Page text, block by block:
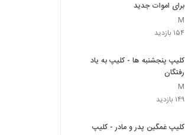
برای اموات جدید
M
۱۵۴ بازدید
کلیپ پنجشنبه ها - کلیپ به یاد
رفتگان
M
۱۴۹ بازدید
کلیپ غمگین پدر و مادر - کلیپ